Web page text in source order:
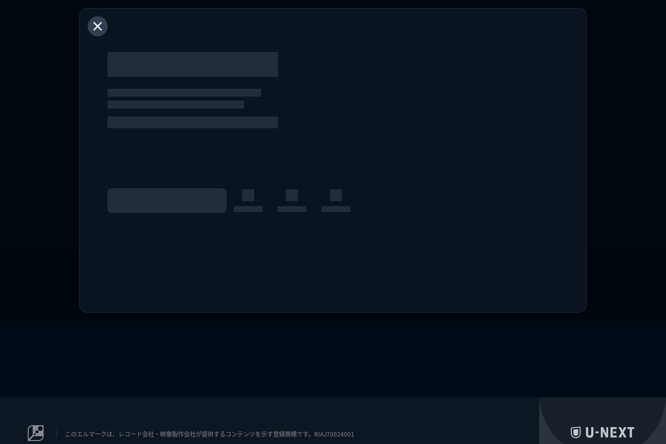
このエルマークは、レコード会社・映像製作会社が提供するコンテンツを示す登録商標です。RIAJ70024001